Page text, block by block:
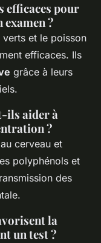
efficaces pour
?
et le poisson
efficaces. Ils
grâce à leurs
ils aider à
?
cerveau et
polyphénols et
des
la
un test ?